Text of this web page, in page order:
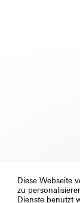
Diese Webseite
zu
Dienste benutzt